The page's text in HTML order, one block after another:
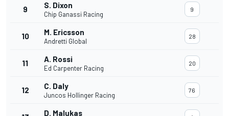
9 S. Dixon
Chip Ganassi Racing
9
10 M. Ericsson
Andretti Global
28
11 A. Rossi
Ed Carpenter Racing
20
12 C. Daly
Juncos Hollinger Racing
76
D. Malukas